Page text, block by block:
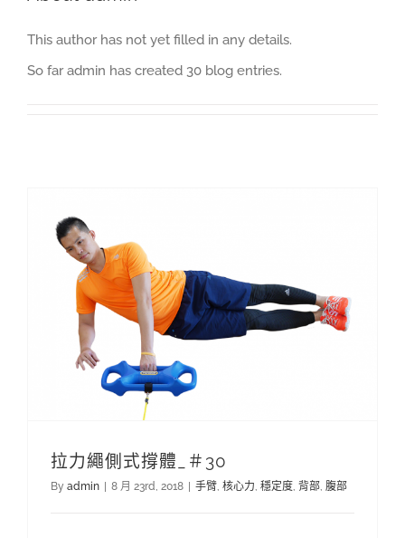
This author has not yet filled in any details.
So far admin has created 30 blog entries.
拉力繩側式撐體_＃30
By admin 8 月 23rd, 2018 手臂, 核心力, 穩定度, 背部, 腹部